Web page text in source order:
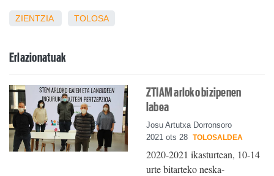
ZIENTZIA TOLOSA
Erlazionatuak
ZTIAM arloko bizipenen
labea
Josu Artutxa Dorronsoro
2021 ots 28 TOLOSALDEA
2020-2021 ikasturtean, 10-14
urte bitarteko neska-